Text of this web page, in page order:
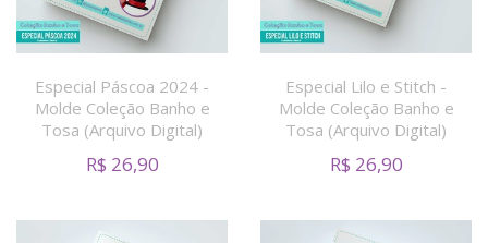
Especial Páscoa 2024 -
Molde Coleção Banho e
Tosa (Arquivo Digital)
R$ 26,90
Especial Lilo e Stitch -
Molde Coleção Banho e
Tosa (Arquivo Digital)
R$ 26,90